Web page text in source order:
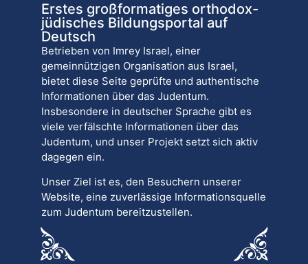
Erstes großformatiges orthodox-
jüdisches Bildungsportal auf
Deutsch
Betrieben von Imrey Israel, einer
gemeinnützigen Organisation aus Israel,
bietet diese Seite geprüfte und authentische
Informationen über das Judentum.
Insbesondere in deutscher Sprache gibt es
viele verfälschte Informationen über das
Judentum, und unser Projekt setzt sich aktiv
dagegen ein.
Unser Ziel ist es, den Besuchern unserer
Website, eine zuverlässige Informationsquelle
zum Judentum bereitzustellen.